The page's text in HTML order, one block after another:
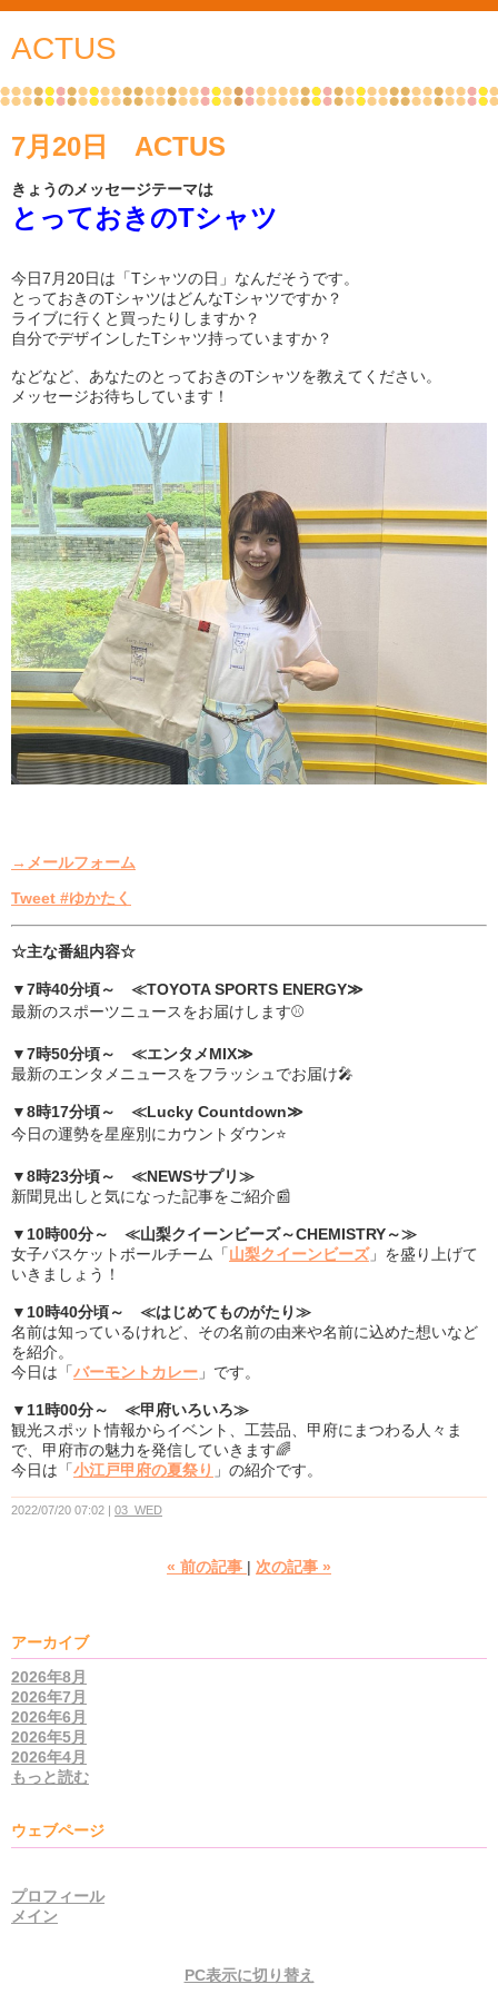
ACTUS
7月20日 ACTUS
きょうのメッセージテーマは
とっておきのTシャツ
今日7月20日は「Tシャツの日」なんだそうです。
とっておきのTシャツはどんなTシャツですか？
ライブに行くと買ったりしますか？
自分でデザインしたTシャツ持っていますか？
などなど、あなたのとっておきのTシャツを教えてください。
メッセージお待ちしています！
→メールフォーム
Tweet #ゆかたく
☆主な番組内容☆
▼7時40分頃～ ≪TOYOTA SPORTS ENERGY≫
最新のスポーツニュースをお届けします⚾
▼7時50分頃～ ≪エンタメMIX≫
最新のエンタメニュースをフラッシュでお届け🎤
▼8時17分頃～ ≪Lucky Countdown≫
今日の運勢を星座別にカウントダウン⭐
▼8時23分頃～ ≪NEWSサプリ≫
新聞見出しと気になった記事をご紹介📰
▼10時00分～ ≪山梨クイーンビーズ～CHEMISTRY～≫
女子バスケットボールチーム「山梨クイーンビーズ」を盛り上げて
いきましょう！
▼10時40分頃～ ≪はじめてものがたり≫
名前は知っているけれど、その名前の由来や名前に込めた想いなど
を紹介。
今日は「バーモントカレー 」です。
▼11時00分～ ≪甲府いろいろ≫
観光スポット情報からイベント、工芸品、甲府にまつわる人々ま
で、甲府市の魅力を発信していきます🌈
今日は「小江戸甲府の夏祭り 」の紹介です。
2022/07/20 07:02 03_WED
« 前の記事 次の記事 »
アーカイブ
2026年8月
2026年7月
2026年6月
2026年5月
2026年4月
もっと読む
ウェブページ
プロフィール
メイン
PC表示に切り替え